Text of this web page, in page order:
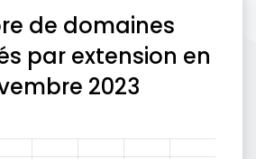
de domaines
par extension en
2023